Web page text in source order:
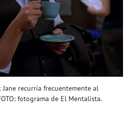
recurría frecuentemente al
fotograma de El Mentalista.